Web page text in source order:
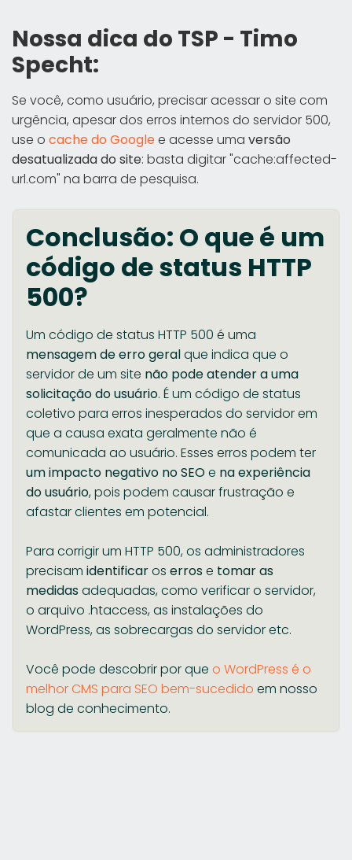
Nossa dica do TSP - Timo
Specht:
Se você, como usuário, precisar acessar o site com
urgência, apesar dos erros internos do servidor 500,
use o cache do Googlee acesse uma versão
desatualizada do site: basta digitar "cache:affected-
url.com" na barra de pesquisa.
Conclusão: O que é um
código de status HTTP
500?
Um código de status HTTP 500 é uma
mensagem de erro geralque indica que o
servidor de um site não pode atender a uma
solicitação do usuário. É um código de status
coletivo para erros inesperados do servidor em
que a causa exata geralmente não é
comunicada ao usuário. Esses erros podem ter
um impacto negativo no SEOe naexperiência
do usuário, pois podem causar frustração e
afastar clientes em potencial.
Para corrigir um HTTP 500, os administradores
precisam identificaros errose tomar as
medidasadequadas, como verificar o servidor,
o arquivo .htaccess, as instalações do
WordPress, as sobrecargas do servidor etc.
Você pode descobrir por que o WordPress é o
melhor CMS para SEO bem-sucedido em nosso
blog de conhecimento.